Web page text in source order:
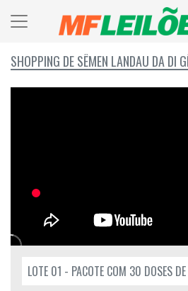
SHOPPING DE SÊMEN LANDAU DA DI